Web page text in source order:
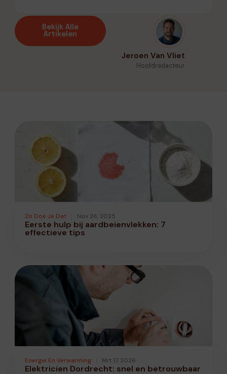
Bekijk Alle
Artikelen
Jeroen Van Vliet
Hoofdredacteur
Zo Doe Je Dat Nov 26, 2025
Eerste hulp bij aardbeienvlekken: 7
effectieve tips
Energie En Verwarming Mrt 17, 2026
Elektricien Dordrecht: snel en betrouwbaar